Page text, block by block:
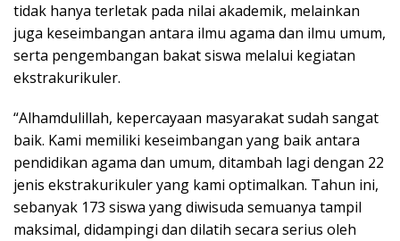
tidak hanya terletak pada nilai akademik, melainkan
juga keseimbangan antara ilmu agama dan ilmu umum,
serta pengembangan bakat siswa melalui kegiatan
ekstrakurikuler.
“Alhamdulillah, kepercayaan masyarakat sudah sangat
baik. Kami memiliki keseimbangan yang baik antara
pendidikan agama dan umum, ditambah lagi dengan 22
jenis ekstrakurikuler yang kami optimalkan. Tahun ini,
sebanyak 173 siswa yang diwisuda semuanya tampil
maksimal, didampingi dan dilatih secara serius oleh